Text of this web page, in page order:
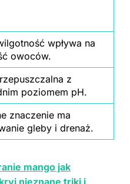
wpływa na
owoców.
z
poziomem pH.
znaczenie ma
gleby i drenaż.
mango jak